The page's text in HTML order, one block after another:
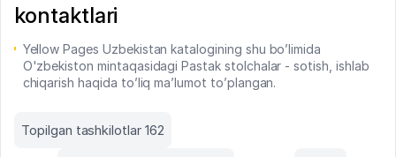
kontaktlari
Yellow Pages Uzbekistan katalogining shu bo’limida
O'zbekiston mintaqasidagi Pastak stolchalar - sotish, ishlab
chiqarish haqida to’liq ma’lumot to’plangan.
Topilgan tashkilotlar 162